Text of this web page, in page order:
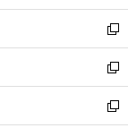
開
く
ウ
で
開
く
ン
ド
ウ
で
開
く
ウ
ィ
ン
ド
ウ
で
開
新
し
い
ウ
ィ
新
し
い
新